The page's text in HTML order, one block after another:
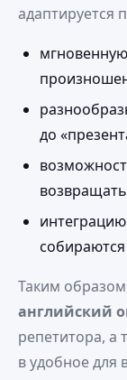
адаптируется
до
собираются
Таким
английский
репетитора, а
в удобное для